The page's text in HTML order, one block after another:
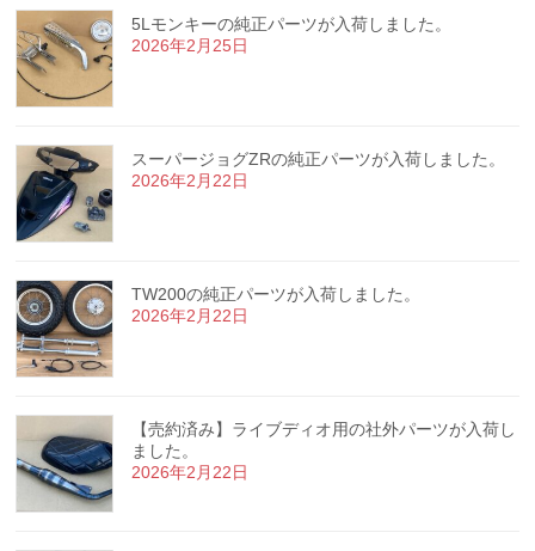
5Lモンキーの純正パーツが入荷しました。
2026年2月25日
スーパージョグZRの純正パーツが入荷しました。
2026年2月22日
TW200の純正パーツが入荷しました。
2026年2月22日
【売約済み】ライブディオ用の社外パーツが入荷し
ました。
2026年2月22日